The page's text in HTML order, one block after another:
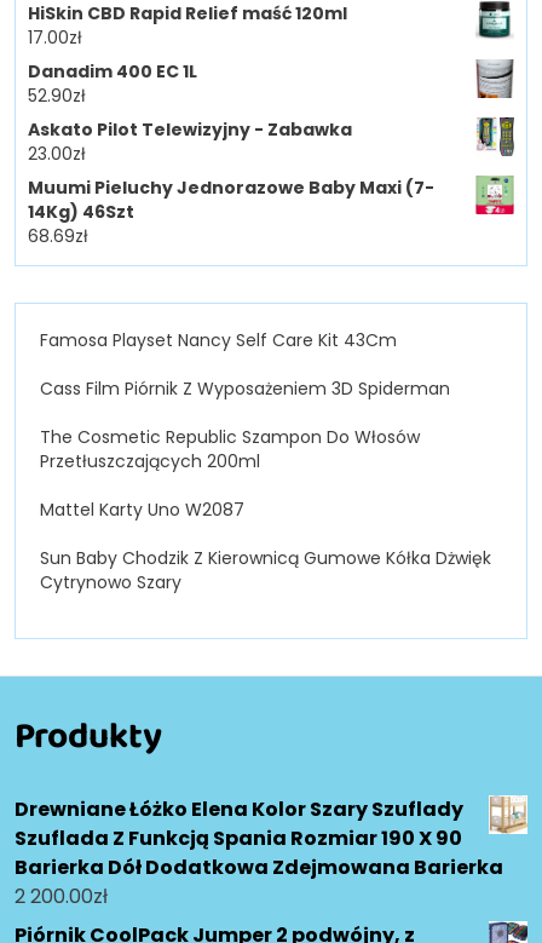
HiSkin CBD Rapid Relief maść 120ml
17.00zł
Danadim 400 EC 1L
52.90zł
Askato Pilot Telewizyjny - Zabawka
23.00zł
Muumi Pieluchy Jednorazowe Baby Maxi (7-
14Kg) 46Szt
68.69zł
Famosa Playset Nancy Self Care Kit 43Cm
Cass Film Piórnik Z Wyposażeniem 3D Spiderman
The Cosmetic Republic Szampon Do Włosów
Przetłuszczających 200ml
Mattel Karty Uno W2087
Sun Baby Chodzik Z Kierownicą Gumowe Kółka Dżwięk
Cytrynowo Szary
Produkty
Drewniane Łóżko Elena Kolor Szary Szuflady
Szuflada Z Funkcją Spania Rozmiar 190 X 90
Barierka Dół Dodatkowa Zdejmowana Barierka
2 200.00zł
Piórnik CoolPack Jumper 2 podwójny, z